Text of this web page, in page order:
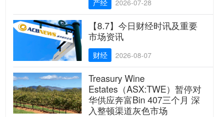
2026-07-28
【8.7】今日财经时讯及重要
市场资讯
财经 2026-08-07
Treasury Wine
Estates（ASX:TWE）暂停对
华供应奔富Bin 407三个月 深
入整顿渠道灰色市场